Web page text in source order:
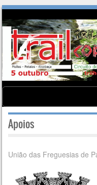
Skip to content
Apoios
União das Freguesias de